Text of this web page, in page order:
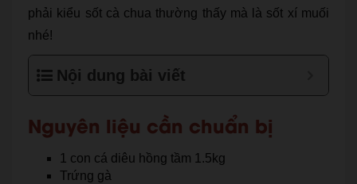
phải kiểu sốt cà chua thường thấy mà là sốt xí muối
nhé!
Nội dung bài viết
Nguyên liệu cần chuẩn bị
1 con cá diêu hồng tầm 1.5kg
Trứng gà